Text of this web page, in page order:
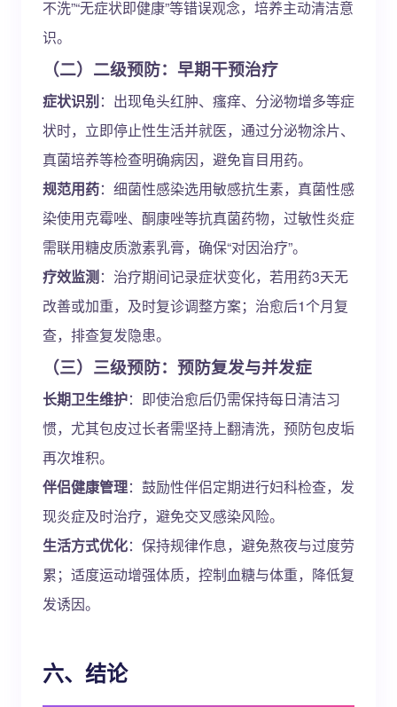
不洗”“无症状即健康”等错误观念，培养主动清洁意
识。
（二）二级预防：早期干预治疗
症状识别：出现龟头红肿、瘙痒、分泌物增多等症
状时，立即停止性生活并就医，通过分泌物涂片、
真菌培养等检查明确病因，避免盲目用药。
规范用药：细菌性感染选用敏感抗生素，真菌性感
染使用克霉唑、酮康唑等抗真菌药物，过敏性炎症
需联用糖皮质激素乳膏，确保“对因治疗”。
疗效监测：治疗期间记录症状变化，若用药3天无
改善或加重，及时复诊调整方案；治愈后1个月复
查，排查复发隐患。
（三）三级预防：预防复发与并发症
长期卫生维护：即使治愈后仍需保持每日清洁习
惯，尤其包皮过长者需坚持上翻清洗，预防包皮垢
再次堆积。
伴侣健康管理：鼓励性伴侣定期进行妇科检查，发
现炎症及时治疗，避免交叉感染风险。
生活方式优化：保持规律作息，避免熬夜与过度劳
累；适度运动增强体质，控制血糖与体重，降低复
发诱因。
六、结论